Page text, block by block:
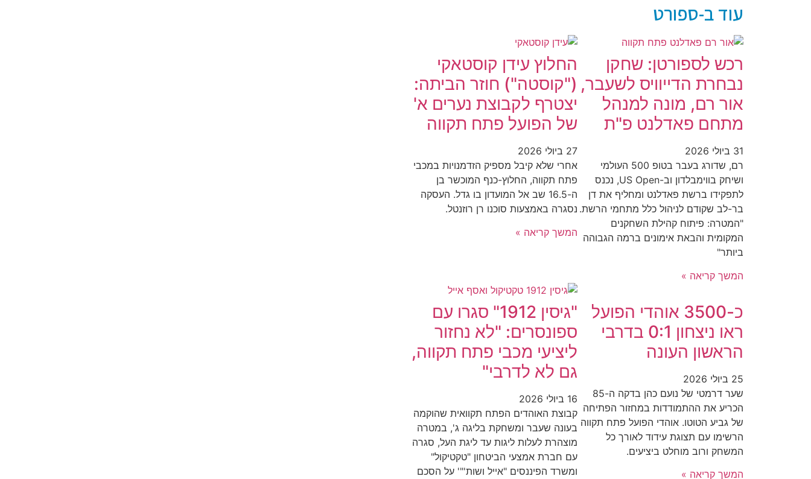
עוד ב-ספורט
רכש לספורטן: שחקן
נבחרת הדייוויס לשעבר,
אור רם, מונה למנהל
מתחם פאדלנט פ"ת
31 ביולי 2026
רם, שדורג בעבר בטופ 500 העולמי
ושיחק בווימבלדון וב-US Open, נכנס
לתפקידו ברשת פאדלנט ומחליף את דן
בר-לב שקודם לניהול כלל מתחמי הרשת.
"המטרה: פיתוח קהילת השחקנים
המקומית והבאת אימונים ברמה הגבוהה
ביותר"
המשך קריאה »
החלוץ עידן קוסטאקי
("קוסטה") חוזר הביתה:
יצטרף לקבוצת נערים א'
של הפועל פתח תקווה
27 ביולי 2026
אחרי שלא קיבל מספיק הזדמנויות במכבי
פתח תקווה, החלוץ-כנף המוכשר בן
ה-16.5 שב אל המועדון בו גדל. העסקה
נסגרה באמצעות סוכנו רן רוזנטל.
המשך קריאה »
כ-3500 אוהדי הפועל
ראו ניצחון 0:1 בדרבי
הראשון העונה
25 ביולי 2026
שער דרמטי של נועם כהן בדקה ה-85
הכריע את ההתמודדות במחזור הפתיחה
של גביע הטוטו. אוהדי הפועל פתח תקווה
הרשימו עם תצוגת עידוד לאורך כל
המשחק ורוב מוחלט ביציעים.
המשך קריאה »
"גיסין 1912" סגרו עם
ספונסרים: "לא נחזור
ליציעי מכבי פתח תקווה,
גם לא לדרבי"
16 ביולי 2026
קבוצת האוהדים הפתח תקוואית שהוקמה
בעונה שעבר ומשחקת בליגה ג', במטרה
מוצהרת לעלות ליגות עד ליגת העל, סגרה
עם חברת אמצעי הביטחון "טקטיקול"
ומשרד הפיננסים "אייל ושות'"' על הסכם